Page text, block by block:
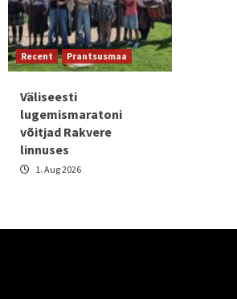
Recent Prantsusmaa
Väliseesti
lugemismaratoni
võitjad Rakvere
linnuses
1. Aug 2026